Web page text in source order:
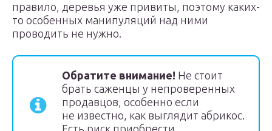
правило, деревья уже привиты, поэтому каких-
то особенных манипуляций над ними
проводить не нужно.
Обратите внимание! Не стоит
брать саженцы у непроверенных
продавцов, особенно если
не известно, как выглядит абрикос.
Есть риск приобрести